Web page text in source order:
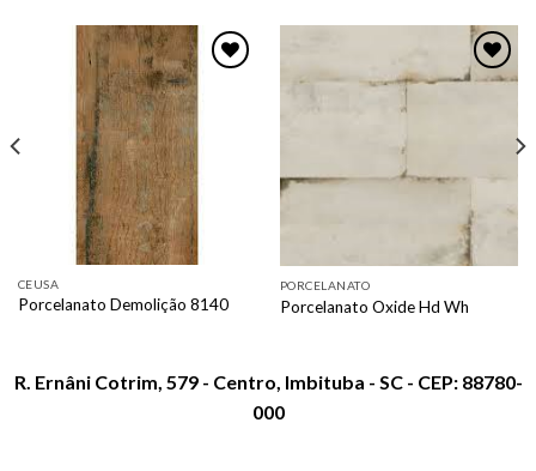
Adicionar
como
favorito
CEUSA
Porcelanato Demolição 8140
Adicionar
PORCELANATO
Porcelanato Oxide Hd Wh
R. Ernâni Cotrim, 579 - Centro, Imbituba - SC - CEP: 88780-
000